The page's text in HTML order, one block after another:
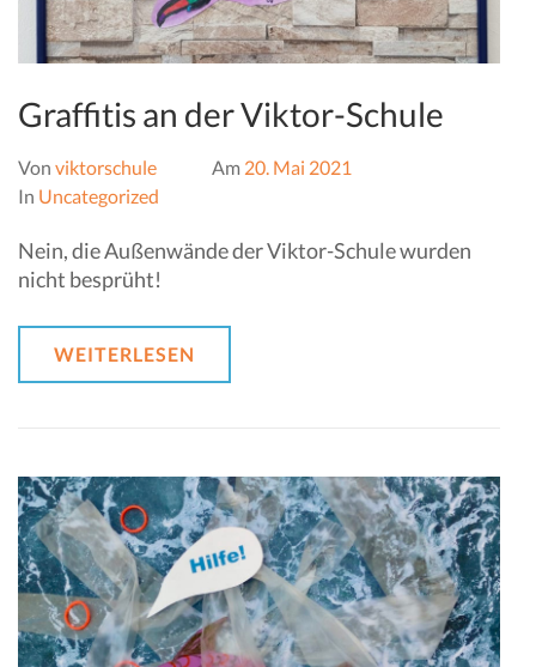
Graffitis an der Viktor-Schule
Von viktorschule Am 20. Mai 2021
In Uncategorized
Nein, die Außenwände der Viktor-Schule wurden
nicht besprüht!
WEITERLESEN